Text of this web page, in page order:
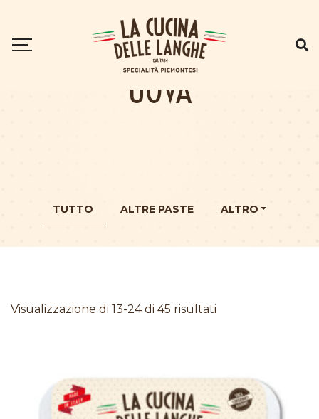
UOVA
TUTTO ALTRE PASTE ALTRO
Visualizzazione di 13-24 di 45 risultati